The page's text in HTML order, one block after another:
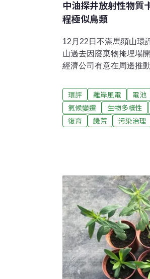
中油探井放射性物質
程極似鳥類
12月22日不滿馬頭山環
山過去因廢棄物掩埋場
經濟公司有意在周邊推
辦，馬頭山自然人文協
場順序又有異議，拉布
議後至高雄市政府陳抗
水林居民陳抗養雞場危
環評 離岸風電 電池
氣候變遷
生物多樣性
復育
饑荒 污染治理